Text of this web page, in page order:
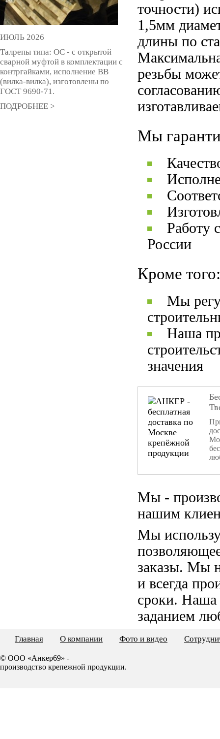
точности)
1,5мм
длины по
резьбы
Мы
Работу
России
Кроме того:
Мы
Наша
значения
Мы -
нашим
Мы
заказы. Мы
и всегда
сроки. Наша
заданием
ИЮЛЬ 2026
Талрепы типа: ОС - с открытой
сварной муфтой в комплектации с
контргайками, исполнение ВВ
(вилка-вилка), изготовлены по
ГОСТ 9690-71.
ПОДРОБНЕЕ >
Главная О компании Фото и видео
© ООО «Анкер69» -
производство крепежной продукции.